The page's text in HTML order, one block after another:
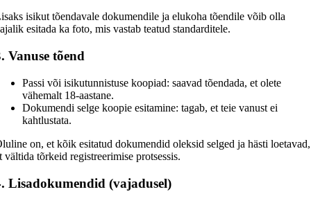
isikut tõendavale dokumendile ja elukoha tõendile võib olla
esitada ka foto, mis vastab teatud standarditele.
Vanuse tõend
Passi või isikutunnistuse koopiad: saavad tõendada, et olete
vähemalt 18-aastane.
Dokumendi selge koopie esitamine: tagab, et teie vanust ei
kahtlustata.
on, et kõik esitatud dokumendid oleksid selged ja hästi loetavad,
vältida tõrkeid registreerimise protsessis.
Lisadokumendid (vajadusel)